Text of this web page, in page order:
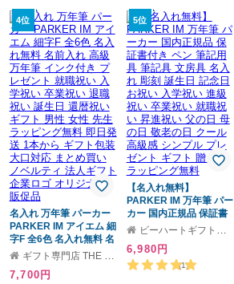
4位
名入れ 万年筆 パーカー
PARKER IM アイエム 細
字F 全6色 名入れ無料 名
前入れ 高級 万年筆 イン
祝い 入学祝い 卒業祝い
ギフト専門店 THE WOW
7,700円
5位
【名入れ無料】
PARKER IM 万年筆 パー
カー 国内正規品 保証書
付き ペン 筆記用具 筆記
生日 記念日 お祝い 入学
祝い 進級祝い 卒業祝い
ビーハートギフトモール店
6,980円
(1)